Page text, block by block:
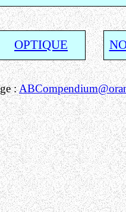
OPTIQUE
: